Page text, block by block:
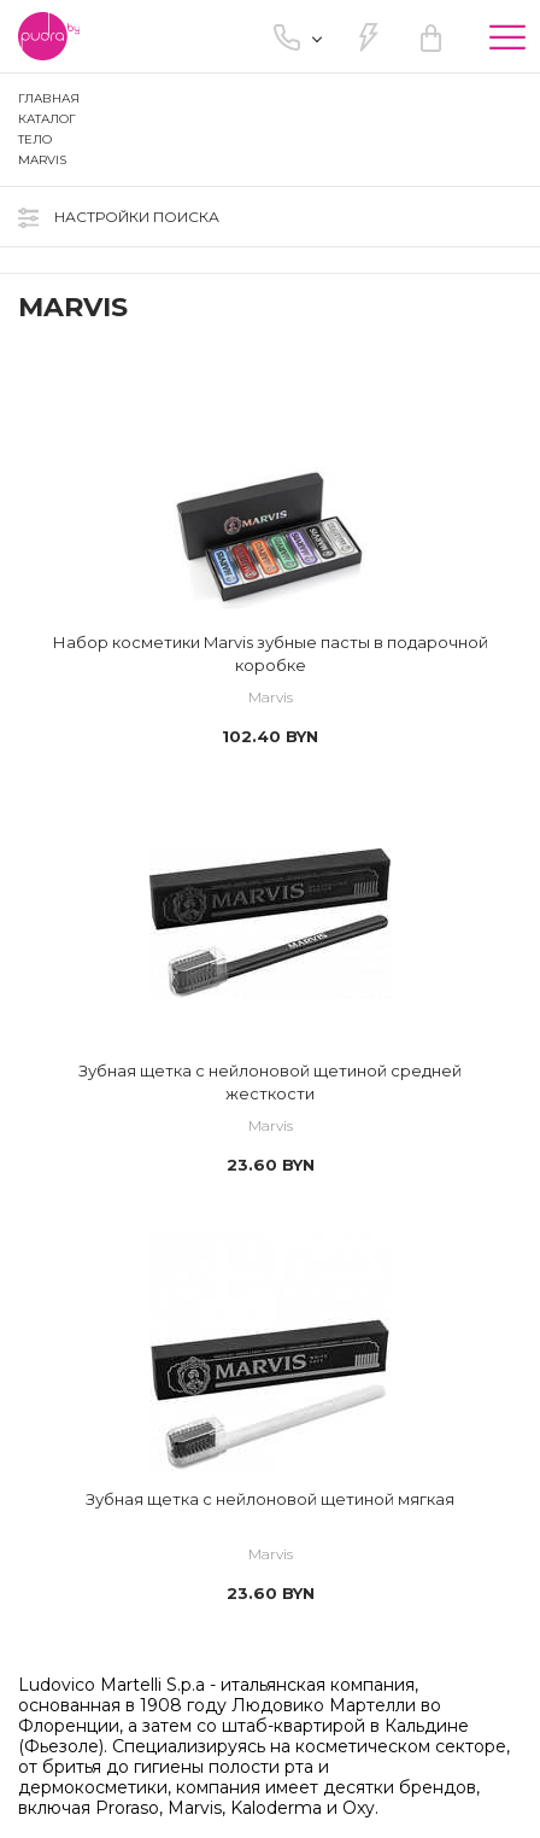
ГЛАВНАЯ
КАТАЛОГ
ТЕЛО
MARVIS
НАСТРОЙКИ ПОИСКА
MARVIS
Набор косметики Marvis зубные пасты в подарочной
коробке
Marvis
102.40 BYN
Зубная щетка с нейлоновой щетиной средней
жесткости
Marvis
23.60 BYN
Зубная щетка с нейлоновой щетиной мягкая
Marvis
23.60 BYN
Ludovico Martelli S.p.a - итальянская компания,
основанная в 1908 году Людовико Мартелли во
Флоренции, а затем со штаб-квартирой в Кальдине
(Фьезоле). Специализируясь на косметическом секторе,
от бритья до гигиены полости рта и
дермокосметики, компания имеет десятки брендов,
включая Proraso, Marvis, Kaloderma и Oxy.